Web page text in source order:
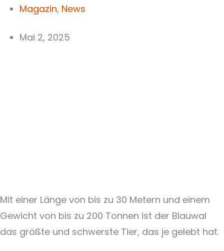
Magazin, News
Mai 2, 2025
Mit einer Länge von bis zu 30 Metern und einem
Gewicht von bis zu 200 Tonnen ist der Blauwal
das größte und schwerste Tier, das je gelebt hat.